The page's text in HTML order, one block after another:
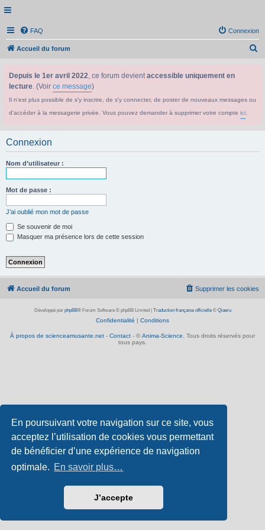
En poursuivant votre navigation sur ce site, vous
acceptez l’utilisation de cookies vous permettant
de bénéficier d’une expérience de navigation
optimale. En savoir plus…
J’accepte
FAQ Connexion
Accueil du forum
Depuis le 1er avril 2022, ce forum devientaccessible uniquement en
lecture. (Voir ce message)
Il n'est plus possible de s'y inscrire, de s'y connecter, de poster de nouveaux messages ou
d'accéder à la messagerie privée. Vous pouvez demander à supprimer votre compte ici
Connexion
Nom d’utilisateur :
Mot de passe :
J’ai oublié mon mot de passe
Se souvenir de moi
Masquer ma présence lors de cette session
Accueil du forum Supprimer les cookies
Développé par phpBB® Forum Software © phpBB Limited Traduction française officielle© Qiaeru
Confidentialité | Conditions
À propos de scienceamusante.net - Contact - © Anima-Science . Tous droits réservés pour
tous pays.